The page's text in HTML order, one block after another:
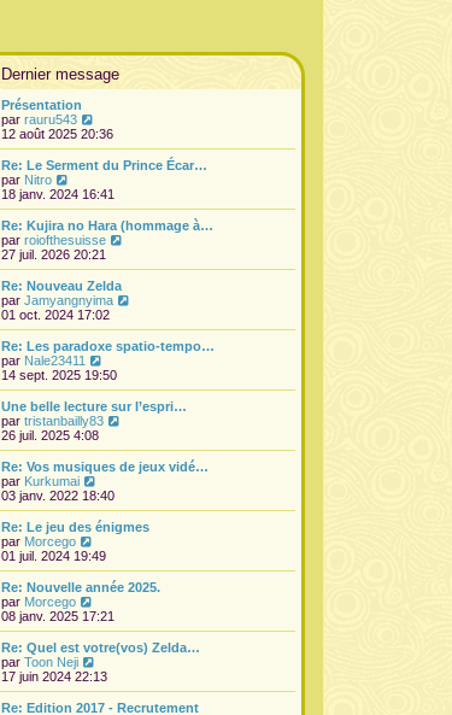
Dernier message
Présentation
par rauru543
o
i
r
e
e
r
n
i
r
m
e
s
s
a
g
e
12 août 2025 20:36
Re: Le Serment du Prince Écar…
par Nitro
o
i
r
l
e
r
n
i
r
m
e
s
s
a
g
e
18 janv. 2024 16:41
Re: Kujira no Hara (hommage à…
par roiofthesuisse
i
l
e
r
r
s
s
e
27 juil. 2026 20:21
Re: Nouveau Zelda
par Jamyangnyima
i
r
e
r
r
s
s
e
01 oct. 2024 17:02
Re: Les paradoxe spatio-tempo…
par Nale23411
o
i
r
l
e
r
n
i
r
e
s
s
g
e
14 sept. 2025 19:50
Une belle lecture sur l’espri…
par tristanbailly83
i
r
r
r
s
s
e
26 juil. 2025 4:08
Re: Vos musiques de jeux vidé…
par Kurkumai
o
i
r
e
r
n
i
r
e
s
s
03 janv. 2022 18:40
Re: Le jeu des énigmes
par Morcego
o
i
r
e
e
r
n
i
01 juil. 2024 19:49
Re: Nouvelle année 2025.
par Morcego
o
i
r
l
e
e
08 janv. 2025 17:21
Re: Quel est votre(vos) Zelda…
par Toon Neji
o
i
r
17 juin 2024 22:13
Re: Edition 2017 - Recrutement